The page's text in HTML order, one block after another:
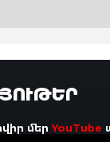
մերYouTube